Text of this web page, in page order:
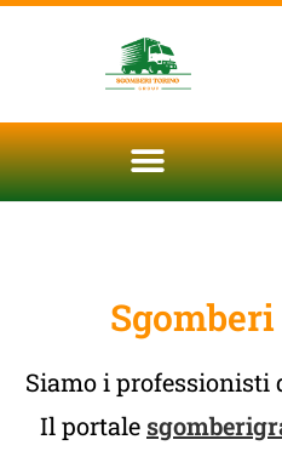
Siamo i professionisti
Il portale